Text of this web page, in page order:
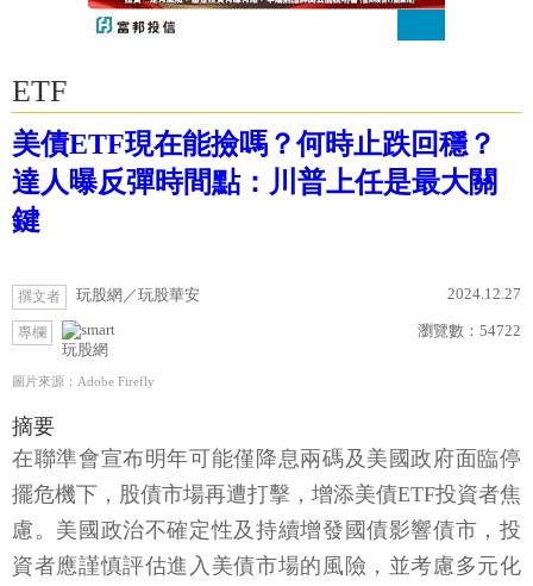
ETF
美債ETF現在能撿嗎？何時止跌回穩？
達人曝反彈時間點：川普上任是最大關
鍵
撰文者 玩股網／玩股華安 2024.12.27
專欄
玩股網
瀏覽數： 54722
圖片來源：Adobe Firefly
摘要
在聯準會宣布明年可能僅降息兩碼及美國政府面臨停
擺危機下，股債市場再遭打擊，增添美債ETF投資者焦
慮。美國政治不確定性及持續增發國債影響債市，投
資者應謹慎評估進入美債市場的風險，並考慮多元化